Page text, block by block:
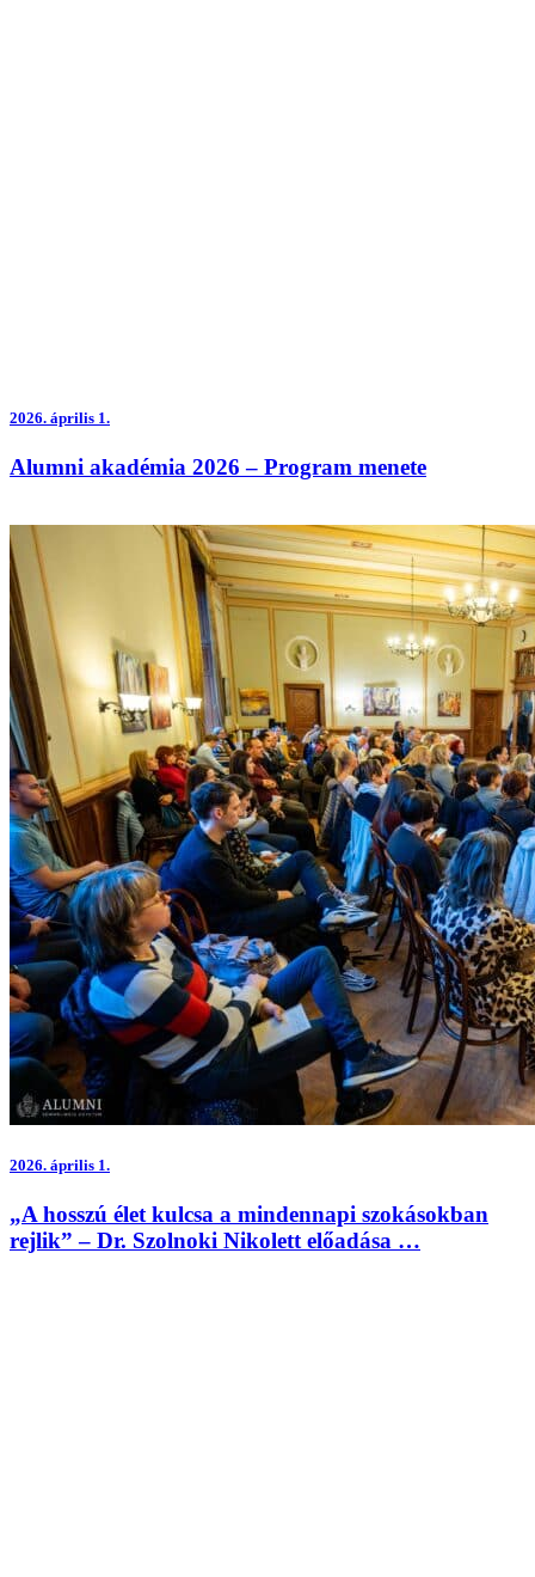
2026. április 1.
Alumni akadémia 2026 – Program menete
2026. április 1.
„A hosszú élet kulcsa a mindennapi szokásokban
rejlik” – Dr. Szolnoki Nikolett előadása …